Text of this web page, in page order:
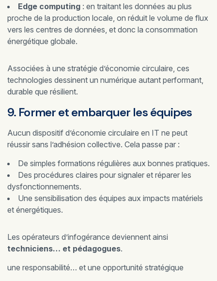
Edge computing : en traitant les données au plus
proche de la production locale, on réduit le volume de flux
vers les centres de données, et donc la consommation
énergétique globale.
Associées à une stratégie d’économie circulaire, ces
technologies dessinent un numérique autant performant,
durable que résilient.
9. Former et embarquer les équipes
Aucun dispositif d’économie circulaire en IT ne peut
réussir sans l’adhésion collective. Cela passe par :
De simples formations régulières aux bonnes pratiques.
Des procédures claires pour signaler et réparer les
dysfonctionnements.
Une sensibilisation des équipes aux impacts matériels
et énergétiques.
Les opérateurs d’infogérance deviennent ainsi
techniciens… et pédagogues.
une responsabilité… et une opportunité stratégique